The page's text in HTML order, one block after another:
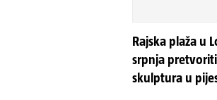
Rajska plaža u
srpnja
skulptura u